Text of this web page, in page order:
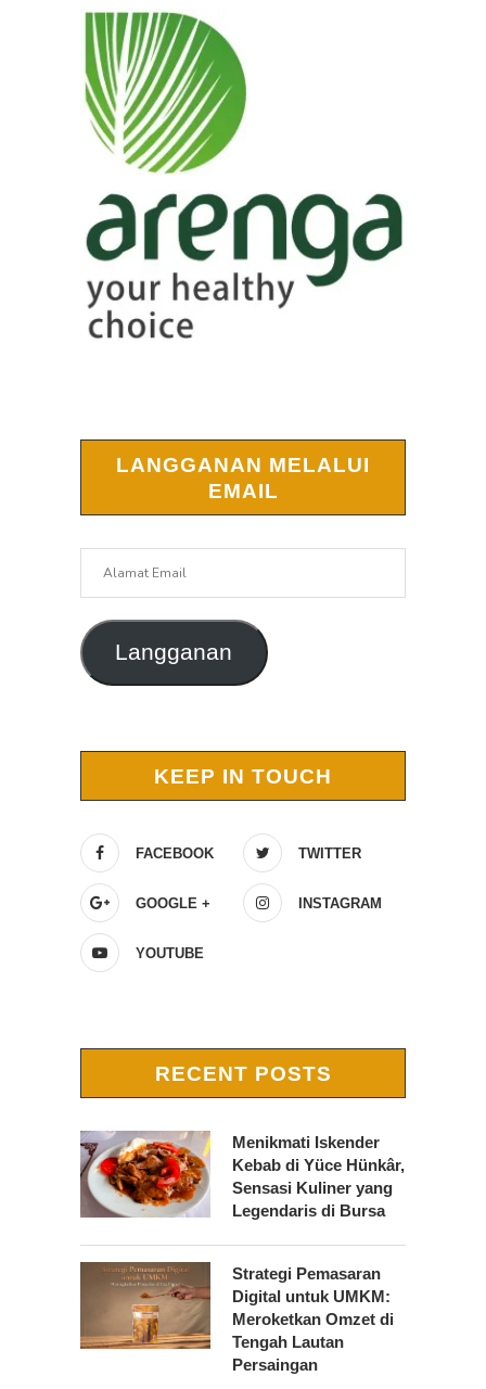
LANGGANAN MELALUI
EMAIL
Langganan
KEEP IN TOUCH
FACEBOOK TWITTER
GOOGLE + INSTAGRAM
YOUTUBE
RECENT POSTS
Menikmati Iskender
Kebab di Yüce Hünkâr,
Sensasi Kuliner yang
Legendaris di Bursa
Strategi Pemasaran
Digital untuk UMKM:
Meroketkan Omzet di
Tengah Lautan
Persaingan